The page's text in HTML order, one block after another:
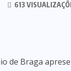
613
de Braga